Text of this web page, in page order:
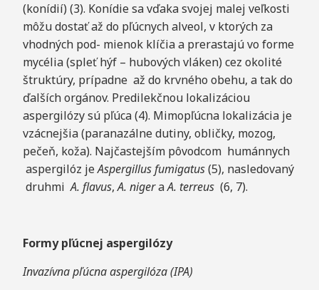
(konídií) (3). Konídie sa vďaka svojej malej veľkosti
môžu dostať až do pľúcnych alveol, v ktorých za
vhodných pod- mienok klíčia a prerastajú vo forme
mycélia (spleť hýf – hubových vláken) cez okolité
štruktúry, prípadne až do krvného obehu, a tak do
ďalších orgánov. Predilekčnou lokalizáciou
aspergilózy sú pľúca (4). Mimopľúcna lokalizácia je
vzácnejšia (paranazálne dutiny, obličky, mozog,
pečeň, koža). Najčastejším pôvodcom humánnych
aspergilóz jeAspergillusfumigatus(5), nasledovaný
druhmiA. flavus,A. nigeraA. terreus (6, 7).
Formy pľúcnej aspergilózy
Invazívna pľúcna aspergilóza (IPA)